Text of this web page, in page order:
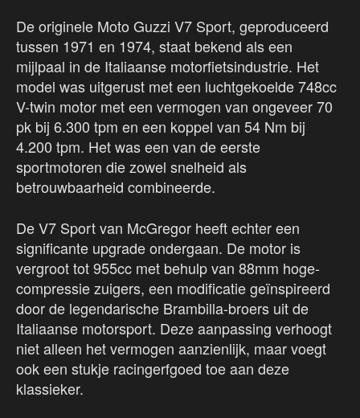
De originele Moto Guzzi V7 Sport, geproduceerd
tussen 1971 en 1974, staat bekend als een
mijlpaal in de Italiaanse motorfietsindustrie. Het
model was uitgerust met een luchtgekoelde 748cc
V-twin motor met een vermogen van ongeveer 70
pk bij 6.300 tpm en een koppel van 54 Nm bij
4.200 tpm. Het was een van de eerste
sportmotoren die zowel snelheid als
betrouwbaarheid combineerde.
De V7 Sport van McGregor heeft echter een
significante upgrade ondergaan. De motor is
vergroot tot 955cc met behulp van 88mm hoge-
compressie zuigers, een modificatie geïnspireerd
door de legendarische Brambilla-broers uit de
Italiaanse motorsport. Deze aanpassing verhoogt
niet alleen het vermogen aanzienlijk, maar voegt
ook een stukje racingerfgoed toe aan deze
klassieker.